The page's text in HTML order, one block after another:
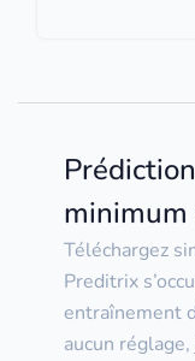
minimum
Téléchargez
Preditrix
entraînement
aucun